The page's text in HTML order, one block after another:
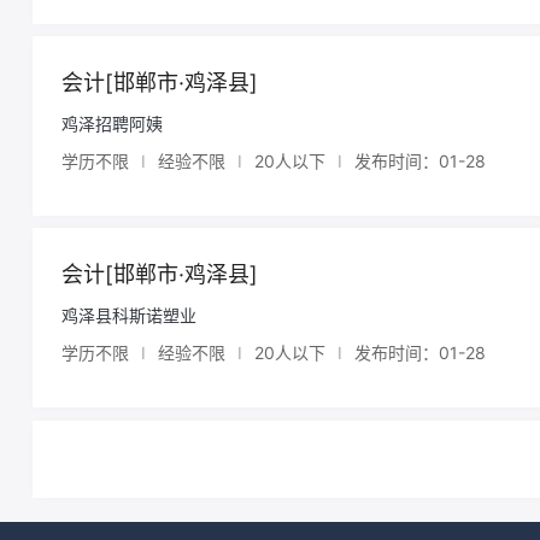
会计[邯郸市·鸡泽县]
鸡泽招聘阿姨
学历不限
I 经验不限 I 20人以下 I 发布时间：01-28
会计[邯郸市·鸡泽县]
鸡泽县科斯诺塑业
学历不限
I 经验不限 I 20人以下 I 发布时间：01-28